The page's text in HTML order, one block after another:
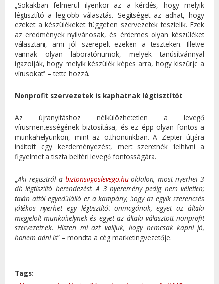
„Sokakban felmerül ilyenkor az a kérdés, hogy melyik
légtisztító a legjobb választás. Segítséget az adhat, hogy
ezeket a készülékeket független szervezetek tesztelik. Ezek
az eredmények nyilvánosak, és érdemes olyan készüléket
választani, ami jól szerepelt ezeken a teszteken. Illetve
vannak olyan laboratóriumok, melyek tanúsítvánnyal
igazolják, hogy melyik készülék képes arra, hogy kiszűrje a
vírusokat” – tette hozzá.
Nonprofit szervezetek is kaphatnak légtisztítót
Az újranyitáshoz nélkülözhetetlen a levegő
vírusmentességének biztosítása, és ez épp olyan fontos a
munkahelyünkön, mint az otthonunkban. A Zepter útjára
indított egy kezdeményezést, mert szeretnék felhívni a
figyelmet a tiszta beltéri levegő fontosságára.
„Aki regisztrál a biztonsagoslevego.huoldalon, most nyerhet 3
db légtisztító berendezést. A 3 nyeremény pedig nem véletlen;
talán attól egyedülálló ez a kampány, hogy az egyik szerencsés
játékos nyerhet egy légtisztítót önmagának, egyet az általa
megjelölt munkahelynek és egyet az általa választott nonprofit
szervezetnek. Hiszen mi azt valljuk, hogy nemcsak kapni jó,
hanem adni is” – mondta a cég marketingvezetője.
Tags: